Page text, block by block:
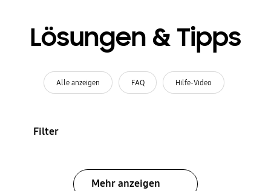
Lösungen & Tipps
Alle anzeigen FAQ Hilfe-Video
Filter
Mehr anzeigen